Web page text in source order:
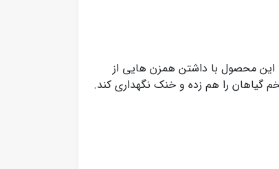
محصول با داشتن همزن هایی از
گیاهان را هم زده و خنک نگهداری کند.